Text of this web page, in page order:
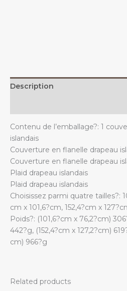
Description
Contenu de l’emballage?: 1
islandais
Couverture en flanelle drapeau
Couverture en flanelle drapeau
Plaid drapeau islandais
Plaid drapeau islandais
Choisissez parmi quatre tailles?:
cm x 101,6?cm, 152,4?cm x
Poids?: (101,6?cm x 76,2?cm)
442?g, (152,4?cm x 127,2?cm)
cm) 966?g
Related products